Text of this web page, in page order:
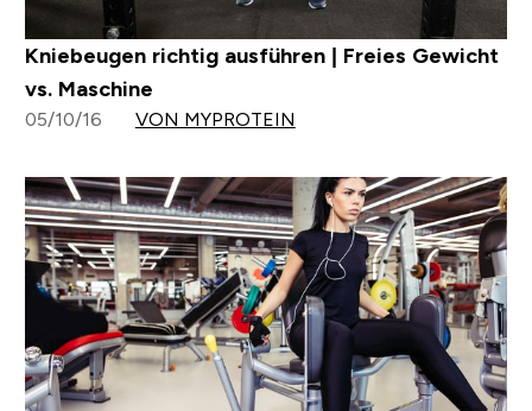
Kniebeugen richtig ausführen | Freies Gewicht
vs. Maschine
05/10/16 VON MYPROTEIN